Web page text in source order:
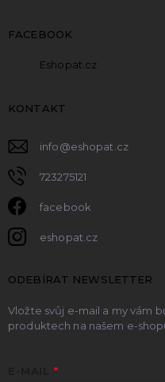
FACEBOOK
Eshopat.cz
KONTAKT
info@eshopat.cz
723275121
facebook
eshopat.cz
ODEBÍRAT NEWSLETTER
Vložte svůj e-mail a my vám
produktech na našem e-